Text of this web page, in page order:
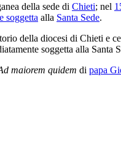
della sede di Chieti; nel
soggetta alla Santa Sede.
della diocesi di Chieti e
soggetta alla Santa
maiorem quidem di papa